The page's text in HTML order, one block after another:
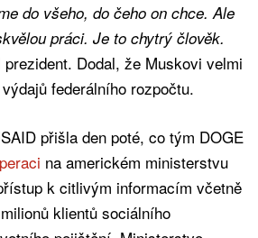
do všeho, do čeho on chce. Ale
práci. Je to chytrý člověk.
Dodal, že Muskovi velmi
federálního rozpočtu.
přišla den poté, co tým DOGE
na americkém ministerstvu
k citlivým informacím včetně
klientů sociálního